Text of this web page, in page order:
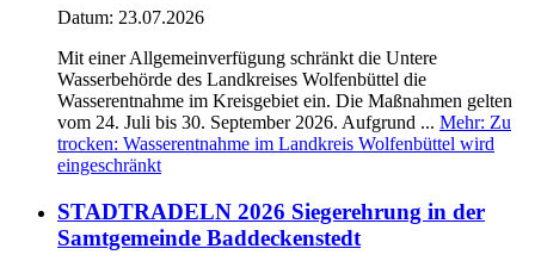
Datum: 23.07.2026
Mit einer Allgemeinverfügung schränkt die Untere
Wasserbehörde des Landkreises Wolfenbüttel die
Wasserentnahme im Kreisgebiet ein. Die Maßnahmen gelten
vom 24. Juli bis 30. September 2026. Aufgrund ... Mehr: Zu
trocken: Wasserentnahme im Landkreis Wolfenbüttel wird
eingeschränkt
STADTRADELN 2026 Siegerehrung in der
Samtgemeinde Baddeckenstedt